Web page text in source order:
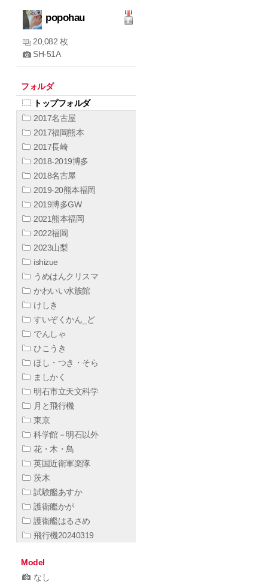
popohau
20,082 枚
SH-51A
フォルダ
トップフォルダ
2017名古屋
2017福岡熊本
2017長崎
2018-2019博多
2018名古屋
2019-20熊本福岡
2019博多GW
2021熊本福岡
2022福岡
2023山梨
ishizue
うめはんクリスマ
かわいい水族館
けしき
すいぞくかん_ど
でんしゃ
ひこうき
ほし・つき・そら
ましかく
明石市立天文科学
月と飛行機
東京
科学館－明石以外
花・木・鳥
英国近衛軍楽隊
茨木
試験艦あすか
護衛艦かが
護衛艦はるさめ
飛行機20240319
Model
なし